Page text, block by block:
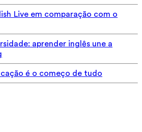
Live em comparação com o
aprender inglês une a
é o começo de tudo